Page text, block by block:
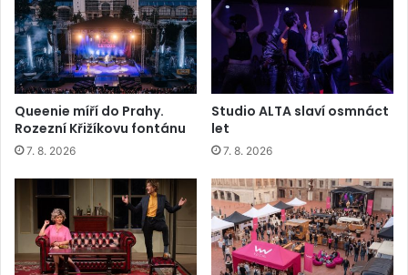
Queenie míří do Prahy.
Rozezní Křižíkovu fontánu
7. 8. 2026
Studio ALTA slaví osmnáct
let
7. 8. 2026